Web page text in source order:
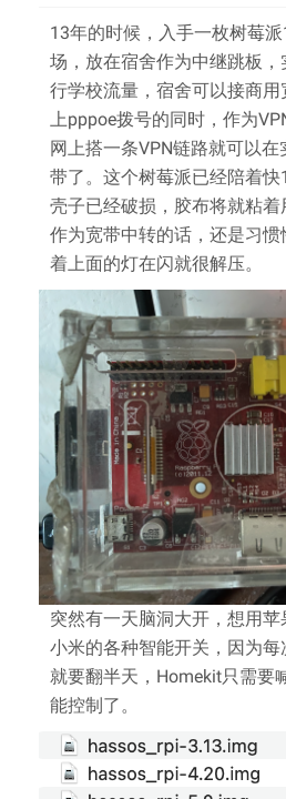
13年的时候，入手一枚树莓
场，放在宿舍作为中继跳板
行学校流量，宿舍可以接商
上pppoe拨号的同时，作为
网上搭一条VPN链路就可以
带了。这个树莓派已经陪着
壳子已经破损，胶布将就粘
作为宽带中转的话，还是习
着上面的灯在闪就很解压。
突然有一天脑洞大开，想用
小米的各种智能开关，因为
就要翻半天，Homekit只需要
能控制了。